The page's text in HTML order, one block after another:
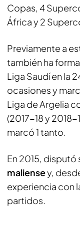
Copas, 4
África y 2
Previamente a
también ha
Liga Saudí en la
ocasiones y
Liga de Argelia
(2017-18 y 2018-
marcó 1 tanto.
En 2015,
maliensey,
experiencia con
partidos.